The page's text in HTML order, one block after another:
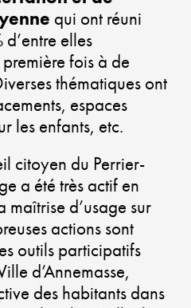
ET
qui ont réuni
elles
fois à de
thématiques ont
espaces
les enfants, etc.
citoyen du Perrier-
a été très actif en
d’usage sur
actions sont
outils participatifs
d’Annemasse,
des habitants dans